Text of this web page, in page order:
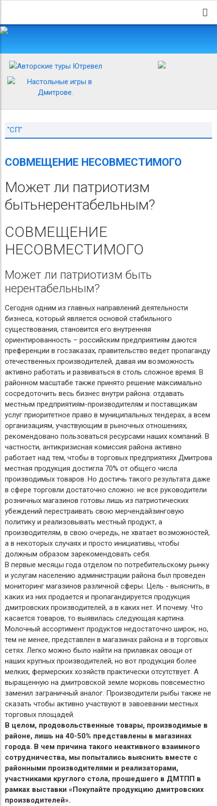
"СП"
СОВМЕЩЕНИЕ НЕСОВМЕСТИМОГО
Может ли патриотизм
бытьнерентабельным?
СОВМЕЩЕНИЕ
НЕСОВМЕСТИМОГО
Может ли патриотизм быть
нерентабельным?
Сегодня одним из главных направлений деятельности
бизнеса, который является основой стабильного
существования, становится его внутренняя
ориентированность – российским предприятиям даются
преференции в госзаказах, правительство ведет пропаганду
отечественных производителей, давая им возможность
активно работать и развиваться в столь сложное время. В
районном масштабе также принято решение максимально
сосредоточить весь бизнес внутри района: отдавать
местным предприятиям-производителям и поставщикам
услуг приоритетное право в муниципальных тендерах, а всем
организациям, участвующим в рыночных отношениях,
рекомендовано пользоваться ресурсами наших компаний. В
частности, антикризисная комиссия района активно
работает над тем, чтобы в торговых предприятиях Дмитрова
местная продукция достигла 70% от общего числа
производимых товаров. Но достичь такого результата даже
в сфере торговли достаточно сложно: не все руководители
розничных магазинов готовы лишь из патриотических
убеждений перестраивать свою мерчендайзинговую
политику и реализовывать местный продукт, а
производителям, в свою очередь, не хватает возможностей,
а в некоторых случаях и просто инициативы, чтобы
должным образом зарекомендовать себя.
В первые месяцы года отделом по потребительскому рынку
и услугам населению администрации района был проведен
мониторинг магазинов различной сферы. Цель - выяснить, в
каких из них продается и пропагандируется продукция
дмитровских производителей, а в каких нет. И почему. Что
касается товаров, то выявилась следующая картина.
Молочный ассортимент продуктов недостаточно широк, но,
тем не менее, представлен в магазинах района и в торговых
сетях. Легко можно было найти на прилавках овощи от
наших крупных производителей, но вот продукция более
мелких, фермерских хозяйств практически отсутствует. А
выращенную на дмитровской земле морковь повсеместно
заменил заграничный аналог. Производители рыбы также не
сказать чтобы активно участвуют в завоевании местных
торговых площадей.
В целом, продовольственные товары, производимые в
районе, лишь на 40-50% представлены в магазинах
города. В чем причина такого неактивного взаимного
сотрудничества, мы попытались выяснить вместе с
районными производителями и реализаторами,
участниками круглого стола, прошедшего в ДМТПП в
рамках выставки «Покупайте продукцию дмитровских
производителей».